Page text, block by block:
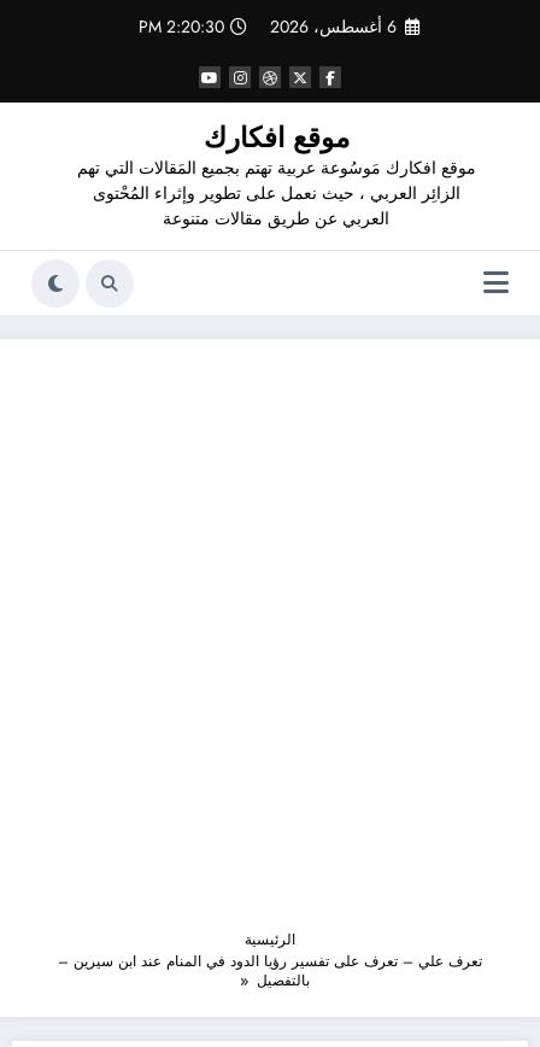
6 أغسطس، 2026 2:20:31 PM
موقع افكارك
موقع افكارك مَوسُوعة عربية تهتم بجميع المَقالات التي تهم
الزائِر العربي ، حيث نعمل على تطوير وإثراء المُحْتوى
العربي عن طريق مقالات متنوعة
الرئيسية
تعرف علي – تعرف على تفسير رؤيا الدود في المنام عند ابن سيرين –
بالتفصيل